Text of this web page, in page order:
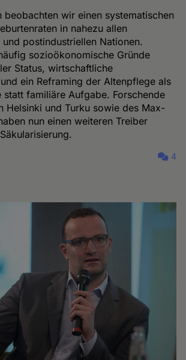
beobachten wir einen systematischen
in nahezu allen
postindustriellen Nationen.
sozioökonomische Gründe
Status, wirtschaftliche
ein Reframing der Altenpflege als
statt familiäre Aufgabe. Forschende
Helsinki und Turku sowie des Max-
nun einen weiteren Treiber
4